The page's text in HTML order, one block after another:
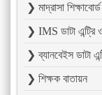
❯ মাদ্রাসা শিক্ষাবোর্ড
❯ IMS ডাটা এন্ট্রি
❯ ব্যানবেইস ডাটা
❯ শিক্ষক বাতায়ন